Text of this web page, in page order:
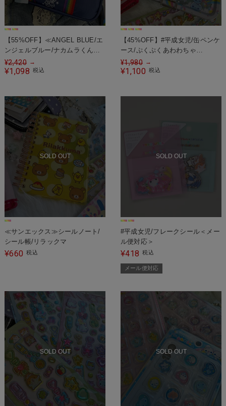
【55%OFF】≪ANGEL BLUE/エ
ンジェルブルー/ナカムラくん≫
スクバ風ペンケース/#平成女児
¥2,420 →
¥1,098 税込
【45%OFF】#平成女児/缶ペンケ
ース/ぷくぷくあわわちゃ
ん/HappyMarch/もちもちぱんだ
¥1,980 →
¥1,100 税込
SOLD OUT
≪サンエックス≫シールノート/
シール帳/リラックマ
¥660 税込
SOLD OUT
#平成女児/フレークシール＜メー
ル便対応＞
¥418 税込
メール便対応
SOLD OUT SOLD OUT